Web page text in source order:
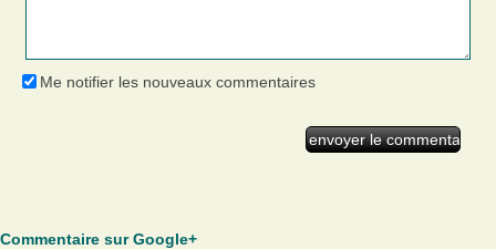
Me notifier les nouveaux commentaires
Commentaire sur Google+